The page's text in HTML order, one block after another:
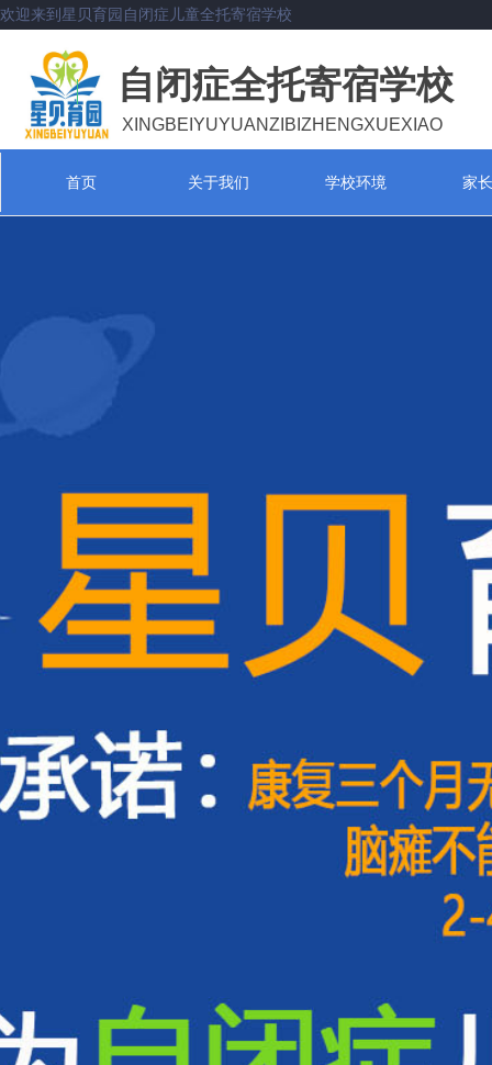
自闭症全托寄宿学校
XINGBEIYUYUANZIBIZHENGXUEXIAO
欢迎来到星贝育园自闭症儿童全托寄宿学校
首页 关于我们 学校环境 家